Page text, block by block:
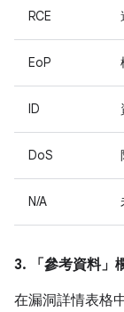
RCE
EoP
ID
DoS
N/A
3. 「參考資料」
在漏洞詳情表格